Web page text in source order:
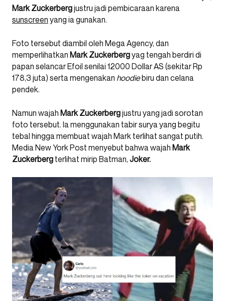
Mark Zuckerbergjustru jadi pembicaraan karena
sunscreen yang ia gunakan.
Foto tersebut diambil oleh Mega Agency, dan
memperlihatkan Mark Zuckerbergyag tengah berdiri di
papan selancar Efoil senilai 12000 Dollar AS (sekitar Rp
178,3 juta) serta mengenakan hoodiebiru dan celana
pendek.
Namun wajah Mark Zuckerbergjustru yang jadi sorotan
foto tersebut. Ia menggunakan tabir surya yang begitu
tebal hingga membuat wajah Mark terlihat sangat putih.
Media New York Post menyebut bahwa wajah Mark
Zuckerberg terlihat mirip Batman, Joker.